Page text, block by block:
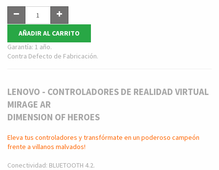
AÑADIR AL CARRITO
Garantía: 1 año.
Contra Defecto de Fabricación.
LENOVO - CONTROLADORES DE REALIDAD VIRTUAL
MIRAGE AR
DIMENSION OF HEROES
Eleva tus controladores y transfórmate en un poderoso campeón
frente a villanos malvados!
Conectividad: BLUETOOTH 4.2.